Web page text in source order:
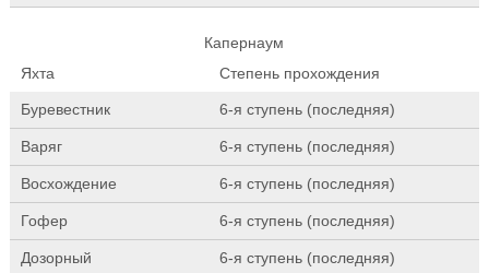
Капернаум
Яхта
Степень прохождения
Буревестник 6-я ступень (последняя)
Варяг 6-я ступень (последняя)
Восхождение 6-я ступень (последняя)
Гофер 6-я ступень (последняя)
Дозорный 6-я ступень (последняя)